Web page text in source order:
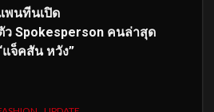
พนทีนเปิด
ว Spokesperson คนล่าสุด
แจ็คสัน หวัง”